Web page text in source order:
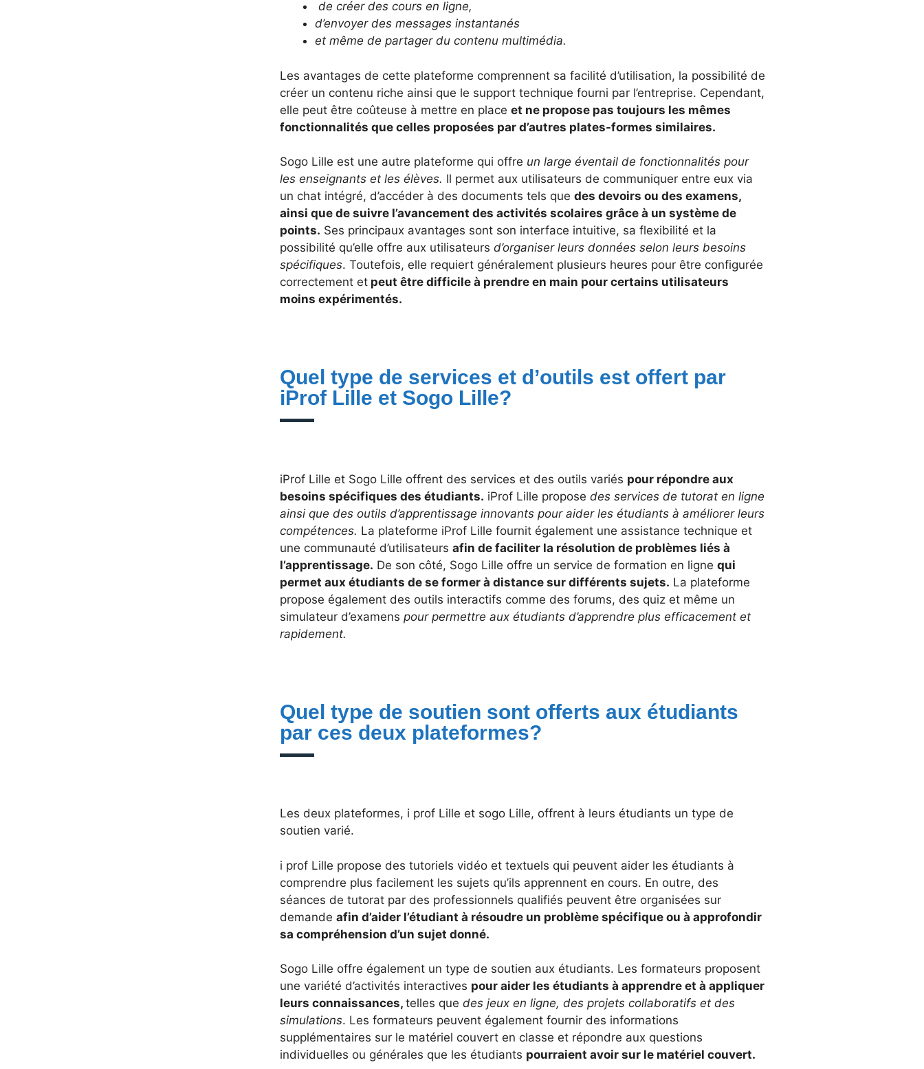
de créer des cours en ligne,
d’envoyer des messages instantanés
et même de partager du contenu multimédia.
Les avantages de cette plateforme comprennent sa facilité d’utilisation, la possibilité de
créer un contenu riche ainsi que le support technique fourni par l’entreprise. Cependant,
elle peut être coûteuse à mettre en place et ne propose pas toujours les mêmes
fonctionnalités que celles proposées par d’autres plates-formes similaires.
Sogo Lille est une autre plateforme qui offre un large éventail de fonctionnalités pour
les enseignants et les élèves. Il permet aux utilisateurs de communiquer entre eux via
un chat intégré, d’accéder à des documents tels que des devoirs ou des examens,
ainsi que de suivre l’avancement des activités scolaires grâce à un système de
points. Ses principaux avantages sont son interface intuitive, sa flexibilité et la
possibilité qu’elle offre aux utilisateurs d’organiser leurs données selon leurs besoins
spécifiques. Toutefois, elle requiert généralement plusieurs heures pour être configurée
correctement et peut être difficile à prendre en main pour certains utilisateurs
moins expérimentés.
Quel type de services et d’outils est offert par
iProf Lille et Sogo Lille?
iProf Lille et Sogo Lille offrent des services et des outils variés pour répondre aux
besoins spécifiques des étudiants. iProf Lille propose des services de tutorat en ligne
ainsi que des outils d’apprentissage innovants pour aider les étudiants à améliorer leurs
compétences. La plateforme iProf Lille fournit également une assistance technique et
une communauté d’utilisateurs afin de faciliter la résolution de problèmes liés à
l’apprentissage. De son côté, Sogo Lille offre un service de formation en ligne qui
permet aux étudiants de se former à distance sur différents sujets. La plateforme
propose également des outils interactifs comme des forums, des quiz et même un
simulateur d’examens pour permettre aux étudiants d’apprendre plus efficacement et
rapidement.
Quel type de soutien sont offerts aux étudiants
par ces deux plateformes?
Les deux plateformes, i prof Lille et sogo Lille, offrent à leurs étudiants un type de
soutien varié.
i prof Lille propose des tutoriels vidéo et textuels qui peuvent aider les étudiants à
comprendre plus facilement les sujets qu’ils apprennent en cours. En outre, des
séances de tutorat par des professionnels qualifiés peuvent être organisées sur
demande afin d’aider l’étudiant à résoudre un problème spécifique ou à approfondir
sa compréhension d’un sujet donné.
Sogo Lille offre également un type de soutien aux étudiants. Les formateurs proposent
une variété d’activités interactives pour aider les étudiants à apprendre et à appliquer
leurs connaissances, telles que des jeux en ligne, des projets collaboratifs et des
simulations. Les formateurs peuvent également fournir des informations
supplémentaires sur le matériel couvert en classe et répondre aux questions
individuelles ou générales que les étudiants pourraient avoir sur le matériel couvert.